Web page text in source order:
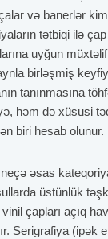
və banerlər
tətbiqi ilə
uyğun
birləşmiş
tanınmasına
həm də xüsusi
biri hesab olunur.
əsas
üstünlük
çapları açıq
Serigrafiya (ipək